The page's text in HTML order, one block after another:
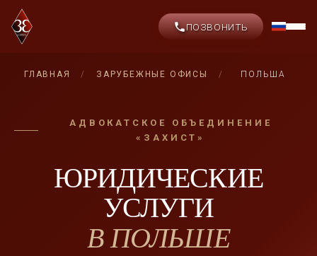
ПОЗВОНИТЬ
ГЛАВНАЯ / ЗАРУБЕЖНЫЕ ОФИСЫ / ПОЛЬША
АДВОКАТСКОЕ ОБЪЕДИНЕНИЕ
«ЗАХИСТ»
ЮРИДИЧЕСКИЕ
УСЛУГИ
В ПОЛЬШЕ